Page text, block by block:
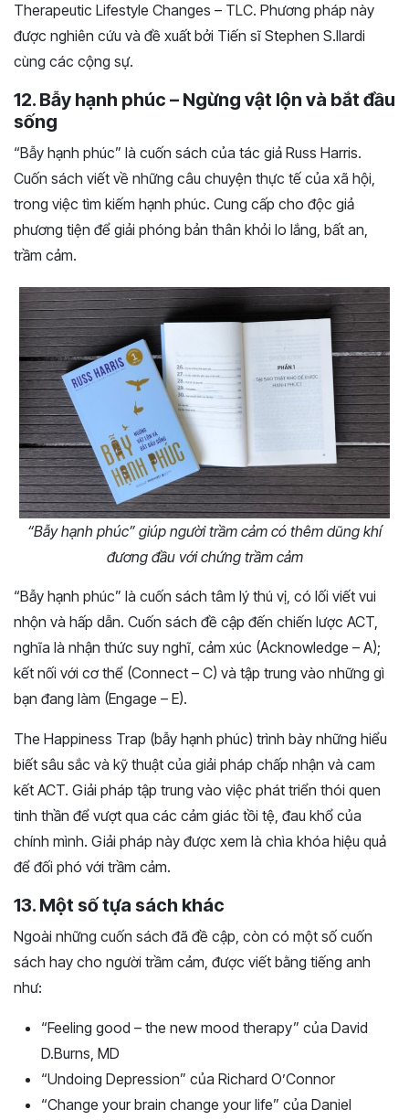
Therapeutic Lifestyle Changes – TLC. Phương pháp này
được nghiên cứu và đề xuất bởi Tiến sĩ Stephen S.Ilardi
cùng các cộng sự.
12. Bẫy hạnh phúc – Ngừng vật lộn và bắt đầu
sống
“Bẫy hạnh phúc” là cuốn sách của tác giả Russ Harris.
Cuốn sách viết về những câu chuyện thực tế của xã hội,
trong việc tìm kiếm hạnh phúc. Cung cấp cho độc giả
phương tiện để giải phóng bản thân khỏi lo lắng, bất an,
trầm cảm.
“Bẫy hạnh phúc” giúp người trầm cảm có thêm dũng khí
đương đầu với chứng trầm cảm
“Bẫy hạnh phúc” là cuốn sách tâm lý thú vị, có lối viết vui
nhộn và hấp dẫn. Cuốn sách đề cập đến chiến lược ACT,
nghĩa là nhận thức suy nghĩ, cảm xúc (Acknowledge – A);
kết nối với cơ thể (Connect – C) và tập trung vào những gì
bạn đang làm (Engage – E).
The Happiness Trap (bẫy hạnh phúc) trình bày những hiểu
biết sâu sắc và kỹ thuật của giải pháp chấp nhận và cam
kết ACT. Giải pháp tập trung vào việc phát triển thói quen
tinh thần để vượt qua các cảm giác tồi tệ, đau khổ của
chính mình. Giải pháp này được xem là chìa khóa hiệu quả
để đối phó với trầm cảm.
13. Một số tựa sách khác
Ngoài những cuốn sách đã đề cập, còn có một số cuốn
sách hay cho người trầm cảm, được viết bằng tiếng anh
như:
“Feeling good – the new mood therapy” của David
D.Burns, MD
“Undoing Depression” của Richard O’Connor
“Change your brain change your life” của Daniel